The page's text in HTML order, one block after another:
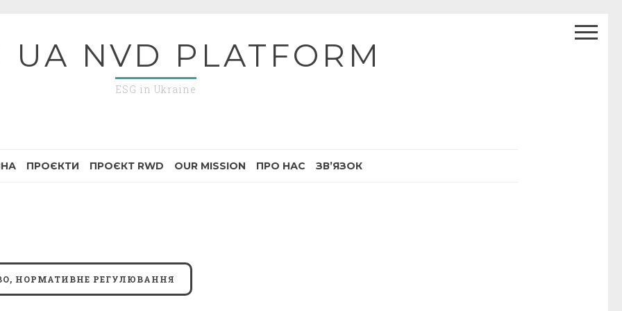
UA NVD PLATFORM
ESG in Ukraine
ПРОЄКТИ ПРОЄКТ RWD OUR MISSION ПРО НАС ЗВ’ЯЗОК
НОРМАТИВНЕ РЕГУЛЮВАННЯ